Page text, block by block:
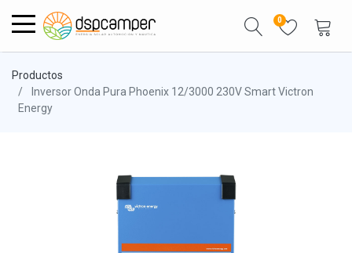
0
Productos
Inversor Onda Pura Phoenix 12/3000 230V Smart Victron
Energy